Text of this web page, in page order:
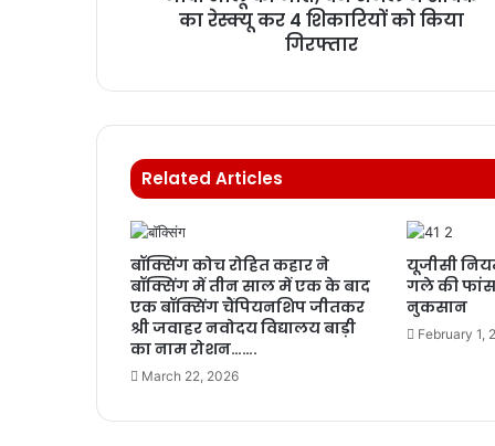
का रेस्क्यू कर 4 शिकारियों को किया
गिरफ्तार
Related Articles
बॉक्सिंग कोच रोहित कहार ने
बॉक्सिंग में तीन साल में एक के बाद
एक बॉक्सिंग चैंपियनशिप जीतकर
श्री जवाहर नवोदय विद्यालय बाड़ी
का नाम रोशन…….
March 22, 2026
यूजीसी
गले की
नुकसान
February 1,